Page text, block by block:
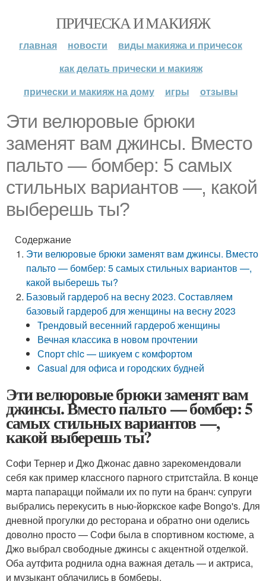
ПРИЧЕСКА И МАКИЯЖ
главная новости
виды макияжа и причесок
как делать прически и макияж
прически и макияж на дому
игры отзывы
Эти велюровые брюки
заменят вам джинсы. Вместо
пальто — бомбер: 5 самых
стильных вариантов —, какой
выберешь ты?
Содержание
Эти велюровые брюки заменят вам джинсы. Вместо
пальто — бомбер: 5 самых стильных вариантов —,
какой выберешь ты?
Базовый гардероб на весну 2023. Составляем
базовый гардероб для женщины на весну 2023
Трендовый весенний гардероб женщины
Вечная классика в новом прочтении
Спорт chic — шикуем с комфортом
Casual для офиса и городских будней
Эти велюровые брюки заменят вам
джинсы. Вместо пальто — бомбер: 5
самых стильных вариантов —,
какой выберешь ты?
Софи Тернер и Джо Джонас давно зарекомендовали
себя как пример классного парного стритстайла. В конце
марта папарацци поймали их по пути на бранч: супруги
выбрались перекусить в нью-йоркское кафе Bongo's. Для
дневной прогулки до ресторана и обратно они оделись
доволно просто — Софи была в спортивном костюме, а
Джо выбрал свободные джинсы с акцентной отделкой.
Оба аутфита роднила одна важная деталь — и актриса,
и музыкант облачились в бомберы.